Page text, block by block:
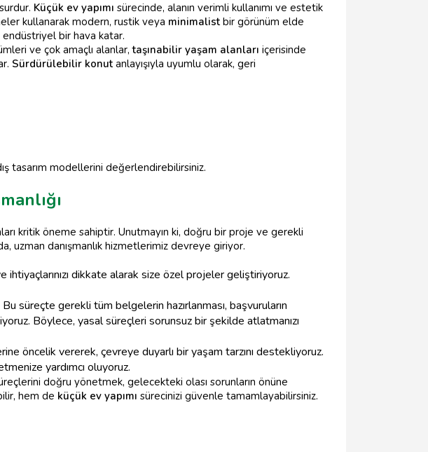
Küçük ev yapımı sürecinde, alanın verimli kullanımı ve estetik
kullanarak modern, rustik veya minimalist bir görünüm elde
bir hava katar.
ve çok amaçlı alanlar,taşınabilir yaşam alanları içerisinde
Sürdürülebilir konut anlayışıyla uyumlu olarak, geri
tasarım modellerini değerlendirebilirsiniz.
kritik öneme sahiptir. Unutmayın ki, doğru bir proje ve gerekli
uzman danışmanlık hizmetlerimiz devreye giriyor.
ihtiyaçlarınızı dikkate alarak size özel projeler geliştiriyoruz.
süreçte gerekli tüm belgelerin hazırlanması, başvuruların
Böylece, yasal süreçleri sorunsuz bir şekilde atlatmanızı
öncelik vererek, çevreye duyarlı bir yaşam tarzını destekliyoruz.
yardımcı oluyoruz.
doğru yönetmek, gelecekteki olası sorunların önüne
hem de küçük ev yapımı sürecinizi güvenle tamamlayabilirsiniz.